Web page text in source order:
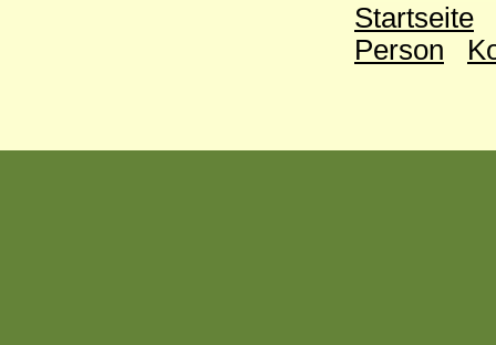
Startseite
Person